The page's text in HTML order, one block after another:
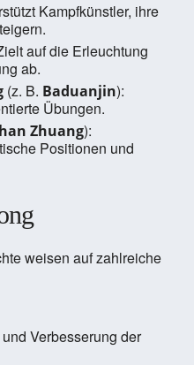
Kampfkünstler, ihre
auf die Erleuchtung
ab.
(z. B. Baduanjin):
Übungen.
Zhuang):
Positionen und
weisen auf zahlreiche
Verbesserung der